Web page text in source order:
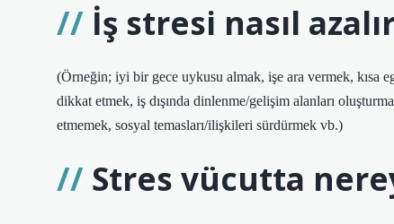
İş stresi nasıl
(Örneğin; iyi bir gece uykusu almak, işe ara vermek, kısa
dikkat etmek, iş dışında dinlenme/gelişim alanları
etmemek, sosyal temasları/ilişkileri sürdürmek vb.)
Stres vücutta